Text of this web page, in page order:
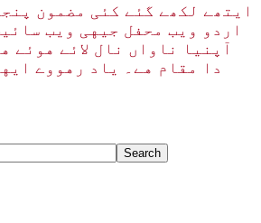
ایتھے لکھے گئے کئی مضمون
اردو ویب محفل جیهی ویب
آپنیا ناواں نال لائے هوئے
دا مقام هے۔ یاد رهووے